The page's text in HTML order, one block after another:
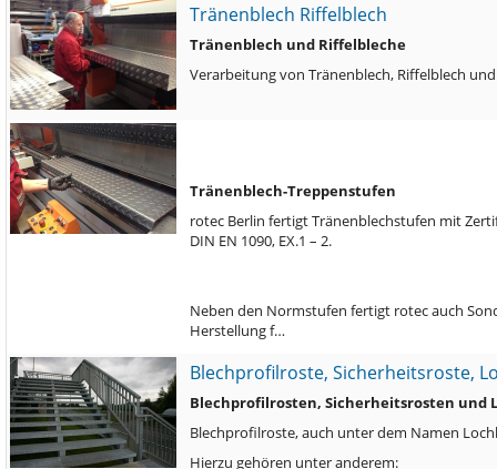
Tränenblech Riffelblech
Tränenblech und Riffelbleche
Verarbeitung von Tränenblech, Riffelblech
Tränenblech-Treppenstufen
rotec Berlin fertigt Tränenblechstufen mit
DIN EN 1090, EX.1 – 2.
Neben den Normstufen fertigt rotec auch
Herstellung f…
Blechprofilroste, Sicherheitsroste,
Blechprofilrosten, Sicherheitsrosten und
Blechprofilroste, auch unter dem Namen
Hierzu gehören unter anderem: